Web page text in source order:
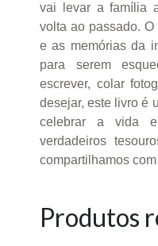
vai levar a família
volta ao passado.
e as memórias da
para serem
escrever, colar
desejar, este livro é
celebrar a vida
verdadeiros
compartilhamos
Produtos